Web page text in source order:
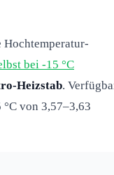
bei -15 °C
Heizstab.
von 3,57–3,63